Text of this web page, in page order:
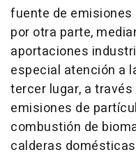
fuente de emisiones
por otra parte,
aportaciones
especial atención a
tercer lugar, a
emisiones de
combustión de
calderas